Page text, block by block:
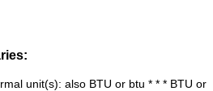
unit(s): also BTU or btu * * * BTU or